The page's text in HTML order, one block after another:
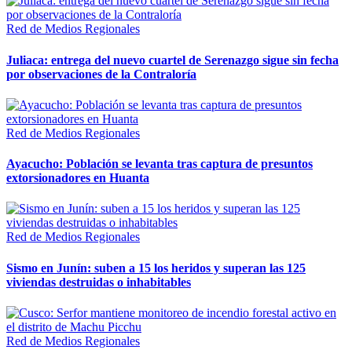
Red de Medios Regionales
Juliaca: entrega del nuevo cuartel de Serenazgo sigue sin fecha
por observaciones de la Contraloría
Red de Medios Regionales
Ayacucho: Población se levanta tras captura de presuntos
extorsionadores en Huanta
Red de Medios Regionales
Sismo en Junín: suben a 15 los heridos y superan las 125
viviendas destruidas o inhabitables
Red de Medios Regionales